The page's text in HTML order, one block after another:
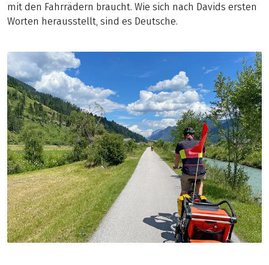
mit den Fahrrädern braucht. Wie sich nach Davids ersten
Worten herausstellt, sind es Deutsche.